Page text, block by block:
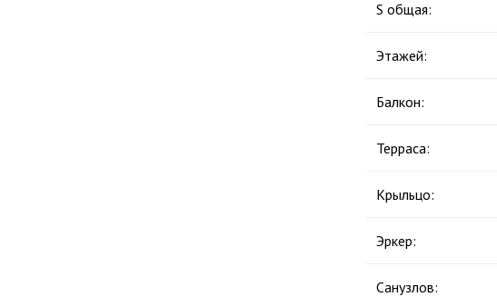
S общая:
Этажей:
Балкон:
Терраса:
Крыльцо:
Эркер:
Санузлов: